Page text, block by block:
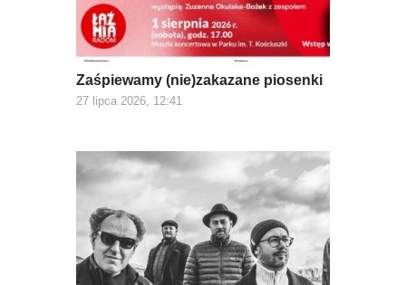
Zaśpiewamy (nie)zakazane piosenki
27 lipca 2026, 12:41